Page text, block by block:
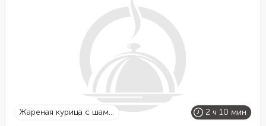
Жареная курица с шам... 2 ч 10 мин